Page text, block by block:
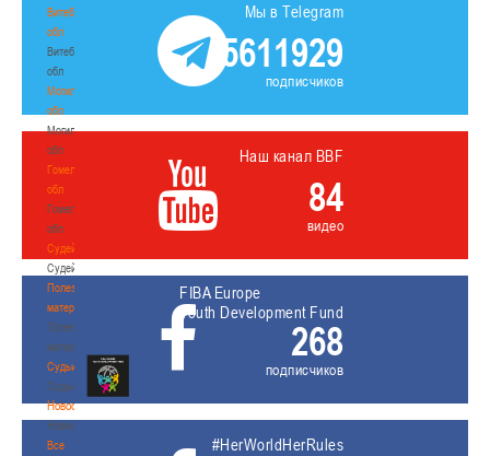
Витебская
обл
Витебская
обл
Могилевская
обл
Могилевская
обл
Гомельская
обл
Гомельская
обл
Судейство
Судейство
Полезные
материалы
Полезные
материалы
Судьи
Судьи
Новости
Новости
Все
Мы в Telegram
5611929
подписчиков
Наш канал BBF
84
видео
FIBA Europe
Youth Development Fund
268
подписчиков
#HerWorldHerRules